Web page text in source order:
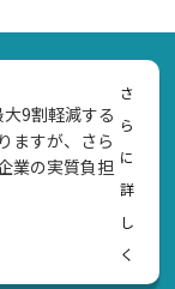
9割軽減する
ますが、さら
業の実質負担
さ
ら
に
詳
し
く